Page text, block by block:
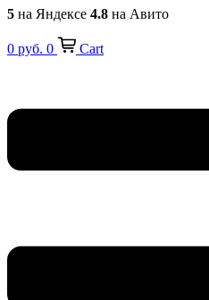
5 на Яндексе 4.8 на Авито
0 руб. 0 Cart